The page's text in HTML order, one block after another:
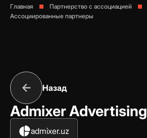
Главная
Партнерство с ассоциацией
Ассоциированные партнеры
Назад
Admixer Advertising
admixer.uz